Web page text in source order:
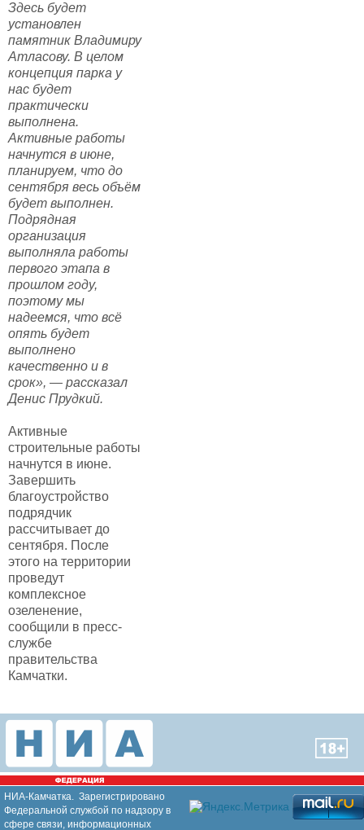
Здесь будет
установлен
памятник Владимиру
Атласову. В целом
концепция парка у
нас будет
практически
выполнена.
Активные работы
начнутся в июне,
планируем, что до
сентября весь объём
будет выполнен.
Подрядная
организация
выполняла работы
первого этапа в
прошлом году,
поэтому мы
надеемся, что всё
опять будет
выполнено
качественно и в
срок», — рассказал
Денис Прудкий.
Активные
строительные работы
начнутся в июне.
Завершить
благоустройство
подрядчик
рассчитывает до
сентября. После
этого на территории
проведут
комплексное
озеленение,
сообщили в пресс-
службе
правительства
Камчатки.
НИА-Камчатка. Зарегистрировано
Федеральной службой по надзору в
сфере связи, информационных